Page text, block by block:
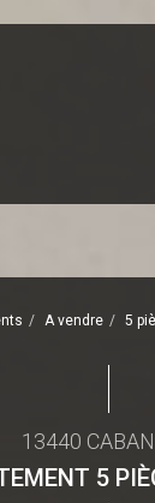
A vendre 5
13440
5